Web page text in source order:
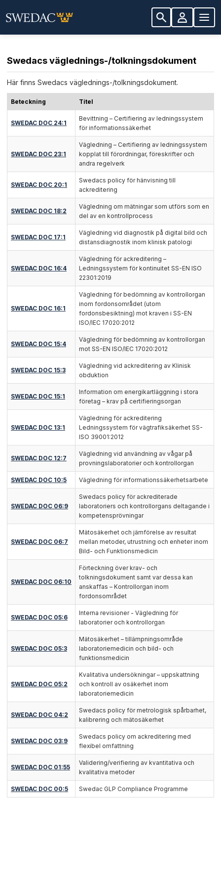
Swedacs väglednings-/tolkningsdokument
Här finns Swedacs väglednings-/tolkningsdokument.
Beteckning Titel
SWEDAC DOC 24:1
Bevittning – Certifiering av ledningssystem
för informationssäkerhet
SWEDAC DOC 23:1
Vägledning – Certifiering av ledningssystem
kopplat till förordningar, föreskrifter och
andra regelverk
SWEDAC DOC 20:1
Swedacs policy för hänvisning till
ackreditering
SWEDAC DOC 18:2
Vägledning om mätningar som utförs som en
del av en kontrollprocess
SWEDAC DOC 17:1
Vägledning vid diagnostik på digital bild och
distansdiagnostik inom klinisk patologi
SWEDAC DOC 16:4
Vägledning för ackreditering –
Ledningssystem för kontinuitet SS-EN ISO
22301:2019
SWEDAC DOC 16:1
Vägledning för bedömning av kontrollorgan
inom fordonsområdet (utom
fordonsbesiktning) mot kraven i SS-EN
ISO/IEC 17020:2012
SWEDAC DOC 15:4
Vägledning för bedömning av kontrollorgan
mot SS-EN ISO/IEC 17020:2012
SWEDAC DOC 15:3
Vägledning vid ackreditering av Klinisk
obduktion
SWEDAC DOC 15:1
Information om energikartläggning i stora
företag – krav på certifieringsorgan
SWEDAC DOC 13:1
Vägledning för ackreditering
Ledningssystem för vägtrafiksäkerhet SS-
ISO 39001:2012
SWEDAC DOC 12:7
Vägledning vid användning av vågar på
provningslaboratorier och kontrollorgan
SWEDAC DOC 10:5 Vägledning för informationssäkerhetsarbete
SWEDAC DOC 06:9
Swedacs policy för ackrediterade
laboratoriers och kontrollorgans deltagande i
kompetensprövningar
SWEDAC DOC 06:7
Mätosäkerhet och jämförelse av resultat
mellan metoder, utrustning och enheter inom
Bild- och Funktionsmedicin
SWEDAC DOC 06:10
Förteckning över krav- och
tolkningsdokument samt var dessa kan
anskaffas – Kontrollorgan inom
fordonsområdet
SWEDAC DOC 05:6
Interna revisioner - Vägledning för
laboratorier och kontrollorgan
SWEDAC DOC 05:3
Mätosäkerhet – tillämpningsområde
laboratoriemedicin och bild- och
funktionsmedicin
SWEDAC DOC 05:2
Kvalitativa undersökningar – uppskattning
och kontroll av osäkerhet inom
laboratoriemedicin
SWEDAC DOC 04:2
Swedacs policy för metrologisk spårbarhet,
kalibrering och mätosäkerhet
SWEDAC DOC 03:9
Swedacs policy om ackreditering med
flexibel omfattning
SWEDAC DOC 01:55
Validering/verifiering av kvantitativa och
kvalitativa metoder
SWEDAC DOC 00:5 Swedac GLP Compliance Programme